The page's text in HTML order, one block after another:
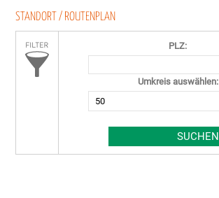
STANDORT / ROUTENPLAN
PLZ:
Umkreis auswählen: